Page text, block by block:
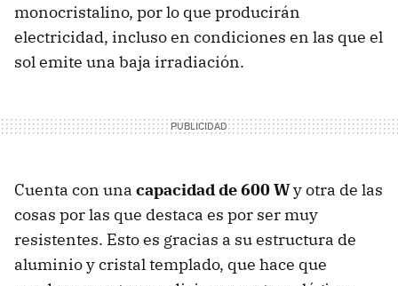
monocristalino, por lo que producirán
electricidad, incluso en condiciones en las que el
sol emite una baja irradiación.
Cuenta con una capacidad de 600 Wy otra de las
cosas por las que destaca es por ser muy
resistentes. Esto es gracias a su estructura de
aluminio y cristal templado, que hace que